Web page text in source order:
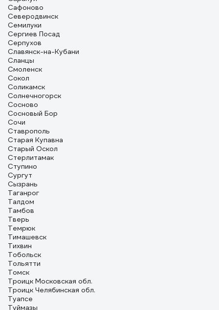
Сафоново
Северодвинск
Семилуки
Сергиев Посад
Серпухов
Славянск-на-Кубани
Сланцы
Смоленск
Сокол
Соликамск
Солнечногорск
Сосново
Сосновый Бор
Сочи
Ставрополь
Старая Купавна
Старый Оскол
Стерлитамак
Ступино
Сургут
Сызрань
Таганрог
Талдом
Тамбов
Тверь
Темрюк
Тимашевск
Тихвин
Тобольск
Тольятти
Томск
Троицк Московская обл.
Троицк Челябинская обл.
Туапсе
Туймазы